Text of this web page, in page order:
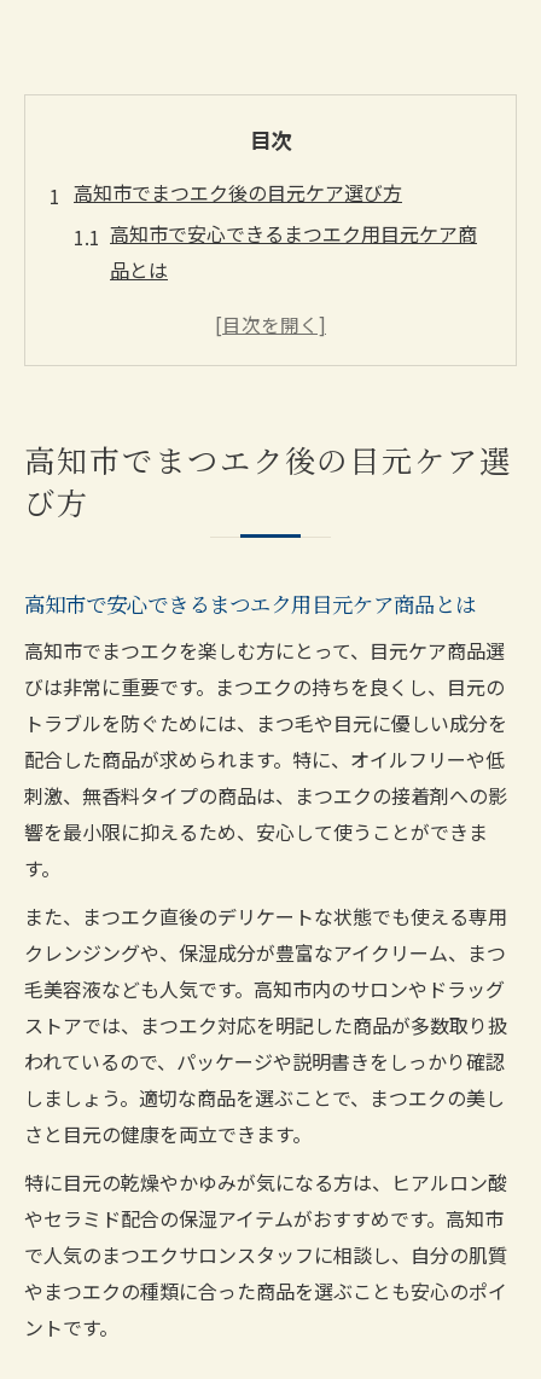
目次
高知市でまつエク後の目元ケア選び方
高知市で安心できるまつエク用目元ケア商
品とは
まつエク後の目やに対策に最適な高知市の
まつエク派が高知市で重視すべき目元ケア
高知市で長持ちまつエクを叶えるケア商品
まつエク後に安心できる目元ケア術
高知市まつエク愛用者の目元ケア術を徹底
解説
まつエク後の目やにや乾燥を防ぐ高知市流
ケア法
高知市で話題のまつエクアフターケア実践
手順
高知市で人気のまつエク目元ケア習慣まと
め
目やに対策と高知市のまつエク長持ち法
高知市で実践できるまつエク後の目やに対
策法
高知市でまつエク後の目やにを防ぐケア商
品選び
高知市でまつエク後の目元ケア選
び方
高知市で安心できるまつエク用目元ケア商品とは
高知市でまつエクを楽しむ方にとって、目元ケア商品選
びは非常に重要です。まつエクの持ちを良くし、目元の
トラブルを防ぐためには、まつ毛や目元に優しい成分を
配合した商品が求められます。特に、オイルフリーや低
刺激、無香料タイプの商品は、まつエクの接着剤への影
響を最小限に抑えるため、安心して使うことができま
す。
また、まつエク直後のデリケートな状態でも使える専用
クレンジングや、保湿成分が豊富なアイクリーム、まつ
毛美容液なども人気です。高知市内のサロンやドラッグ
ストアでは、まつエク対応を明記した商品が多数取り扱
われているので、パッケージや説明書きをしっかり確認
しましょう。適切な商品を選ぶことで、まつエクの美し
さと目元の健康を両立できます。
特に目元の乾燥やかゆみが気になる方は、ヒアルロン酸
やセラミド配合の保湿アイテムがおすすめです。高知市
で人気のまつエクサロンスタッフに相談し、自分の肌質
やまつエクの種類に合った商品を選ぶことも安心のポイ
ントです。